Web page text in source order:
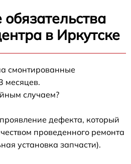
в Иркутске
смонтированные
месяцев.
случаем?
дефекта, который
проведенного ремонта
установка запчасти).